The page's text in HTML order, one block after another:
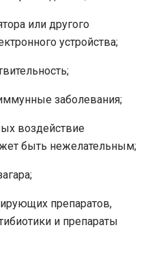
или другого
устройства;
заболевания;
воздействие
быть нежелательным;
препаратов,
и препараты